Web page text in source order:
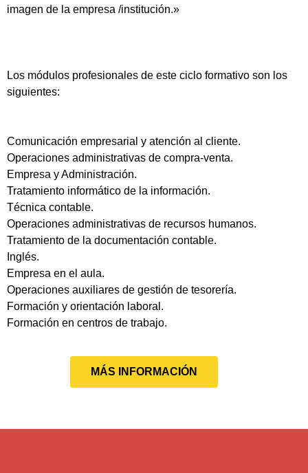
imagen de la empresa /institución.»
Los módulos profesionales de este ciclo formativo son los
siguientes:
Comunicación empresarial y atención al cliente.
Operaciones administrativas de compra-venta.
Empresa y Administración.
Tratamiento informático de la información.
Técnica contable.
Operaciones administrativas de recursos humanos.
Tratamiento de la documentación contable.
Inglés.
Empresa en el aula.
Operaciones auxiliares de gestión de tesorería.
Formación y orientación laboral.
Formación en centros de trabajo.
MÁS INFORMACIÓN